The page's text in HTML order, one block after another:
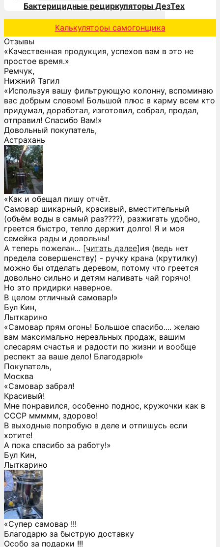
Бактерицидные рециркуляторы ДезТех
Калькуляторы самогонщика
Отзывы
«Качественная продукция, успехов вам в это не
простое время.»
Ремчук,
Нижний Тагил
«Используя вашу фильтрующую колонну, вспоминаю
вас добрым словом! Большой плюс в карму всем кто
придумал, доработал, изготовил, собрал, продал,
отправил! Спасибо Вам!»
Довольный покупатель,
Астрахань
«Как и обещал пишу отчёт.
Самовар шикарный, красивый, вместительный
(объём воды в самый раз????), разжигать удобно,
греется быстро, тепло держит долго! Я и моя
семейка рады и довольны!
А теперь пожелан... [читать далее]ия (ведь нет
предела совершенству) - ручку крана (крутилку)
можно бы отделать деревом, потому что греется
довольно сильно и детям наливать чай горячо!
Но это придирки наверное.
В целом отличный самовар!»
Бул Кин,
Лыткарино
«Самовар прям огонь! Большое спасибо.... желаю
вам максимально нереальных продаж, вашим
слесарям счастья и радости по жизни и вообще
респект за ваше дело! Благодарю!»
Покупатель,
Москва
«Самовар забрал!
Красивый!
Мне понравился, особенно поднос, кружочки как в
СССР ммммм, здорово!
В выходные попробую в деле и отпишусь если
хотите!
А пока спасибо за работу!»
Бул Кин,
Лыткарино
«Супер самовар !!!
Благодарю за быструю доставку
Особо за подарки !!!